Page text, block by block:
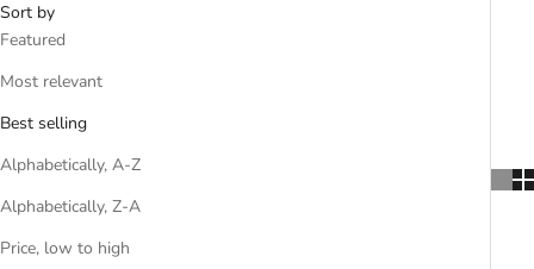
Sort by
Featured
Most relevant
Best selling
Alphabetically, A-Z
Alphabetically, Z-A
Price, low to high